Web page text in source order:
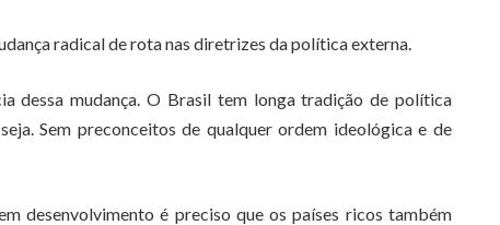
radical de rota nas diretrizes da política externa.
dessa mudança. O Brasil tem longa tradição de política
Sem preconceitos de qualquer ordem ideológica e de
desenvolvimento é preciso que os países ricos também